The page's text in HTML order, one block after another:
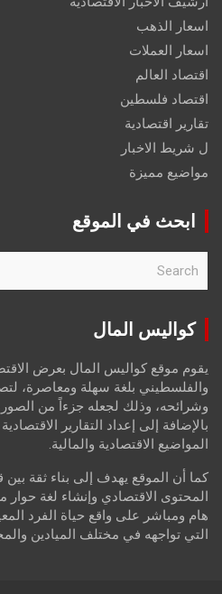
اسعار الذهب
اسعار العملات
اقتصاد العالم
اقتصاد فلسطين
تقارير اقتصادية
ل شريط الاخبار
مواضيع مميزة
ابحث في الموقع
r
كواليس المال
يقوم موقع كواليس المال بعرض
والفلسطيني بلغة سهلة ومعاصرة،
وشرائحه، وذلك لجعله جزءاً من الصورة
بالإضافة إلى إعداد التقارير
المواضيع الاقتصادية والمالية.
كما أن الموقع يهدف إلى بناء ثقة بين
المحتوى الاقتصادي وإنشاء لغة حوار
هام ومباشر على واقع حياة الفرد
التي تواجهه في مختلف الميادين